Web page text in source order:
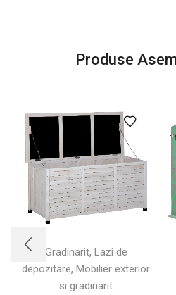
Produse
Gradinarit, Lazi de
depozitare, Mobilier exterior
si gradinarit